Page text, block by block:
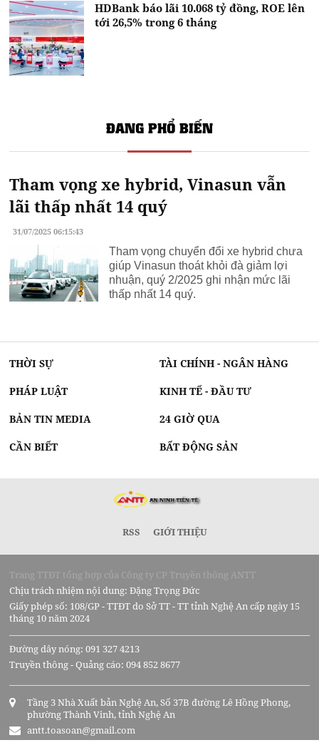
HDBank báo lãi 10.068 tỷ đồng, ROE lên
tới 26,5% trong 6 tháng
ĐANG PHỔ BIẾN
Tham vọng xe hybrid, Vinasun vẫn
lãi thấp nhất 14 quý
31/07/2025 06:15:43
Tham vọng chuyển đổi xe hybrid chưa
giúp Vinasun thoát khỏi đà giảm lợi
nhuận, quý 2/2025 ghi nhận mức lãi
thấp nhất 14 quý.
THỜI SỰ TÀI CHÍNH - NGÂN HÀNG
PHÁP LUẬT KINH TẾ - ĐẦU TƯ
BẢN TIN MEDIA 24 GIỜ QUA
CẦN BIẾT BẤT ĐỘNG SẢN
RSS GIỚI THIỆU
Trang TTĐT tổng hợp của Công ty CP Truyền thông ANTT
Chịu trách nhiệm nội dung: Đặng Trọng Đức
Giấy phép số: 108/GP - TTĐT do Sở TT - TT tỉnh Nghệ An cấp ngày 15
tháng 10 năm 2024
Đường dây nóng: 091 327 4213
Truyền thông - Quảng cáo: 094 852 8677
Tầng 3 Nhà Xuất bản Nghệ An, Số 37B đường Lê Hồng Phong,
phường Thành Vinh, tỉnh Nghệ An
antt.toasoan@gmail.com